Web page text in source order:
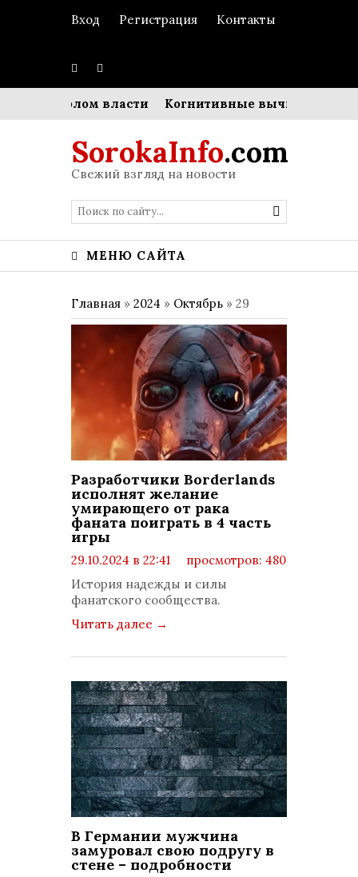
Вход Регистрация Контакты
власти Когнитивные вычисления:
SorokaInfo.com
Свежий взгляд на новости
МЕНЮ САЙТА
Главная » 2024 » Октябрь » 29
Разработчики Borderlands
исполнят желание
умирающего от рака
фаната поиграть в 4 часть
игры
29.10.2024 в 22:41
просмотров: 480
История надежды и силы
фанатского сообщества.
Читать далее →
В Германии мужчина
замуровал свою подругу в
стене – подробности